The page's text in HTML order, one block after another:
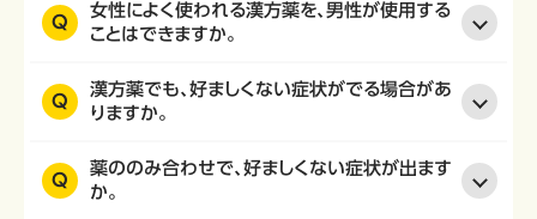
Q
女性によく使われる漢方薬を、男性が使用する
ことはできますか。
Q
漢方薬でも、好ましくない症状がでる場合があ
りますか。
Q
薬ののみ合わせで、好ましくない症状が出ます
か。